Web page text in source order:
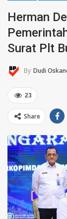
Herman
Surat Plt
By Dudi
23
Share